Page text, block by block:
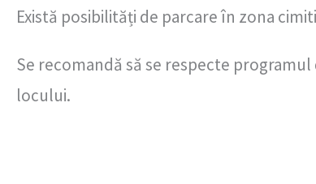
Există posibilități de parcare în zona
Se recomandă să se respecte
locului.